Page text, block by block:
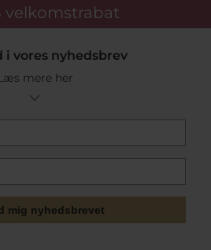
velkomstrabat
i vores nyhedsbrev
mere her
mig nyhedsbrevet